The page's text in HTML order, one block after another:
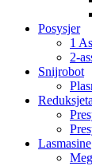
Posysjer
1
2-
Snijrobot
Lasmasine